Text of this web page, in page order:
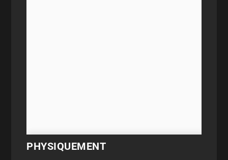
PHYSIQUEMENT